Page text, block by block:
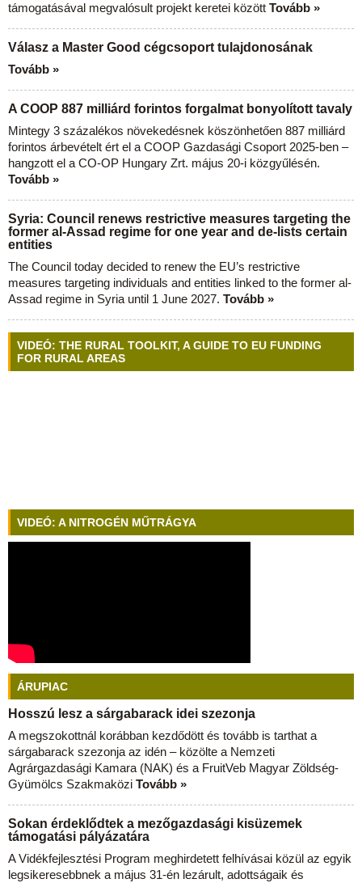
támogatásával megvalósult projekt keretei között Tovább »
Válasz a Master Good cégcsoport tulajdonosának
Tovább »
A COOP 887 milliárd forintos forgalmat bonyolított tavaly
Mintegy 3 százalékos növekedésnek köszönhetően 887 milliárd
forintos árbevételt ért el a COOP Gazdasági Csoport 2025-ben –
hangzott el a CO-OP Hungary Zrt. május 20-i közgyűlésén.
Tovább »
Syria: Council renews restrictive measures targeting the
former al-Assad regime for one year and de-lists certain
entities
The Council today decided to renew the EU’s restrictive
measures targeting individuals and entities linked to the former al-
Assad regime in Syria until 1 June 2027. Tovább »
VIDEÓ: THE RURAL TOOLKIT, A GUIDE TO EU FUNDING
FOR RURAL AREAS
VIDEÓ: A NITROGÉN MŰTRÁGYA
ÁRUPIAC
Hosszú lesz a sárgabarack idei szezonja
A megszokottnál korábban kezdődött és tovább is tarthat a
sárgabarack szezonja az idén – közölte a Nemzeti
Agrárgazdasági Kamara (NAK) és a FruitVeb Magyar Zöldség-
Gyümölcs Szakmaközi Tovább »
Sokan érdeklődtek a mezőgazdasági kisüzemek
támogatási pályázatára
A Vidékfejlesztési Program meghirdetett felhívásai közül az egyik
legsikeresebbnek a május 31-én lezárult, adottságaik és